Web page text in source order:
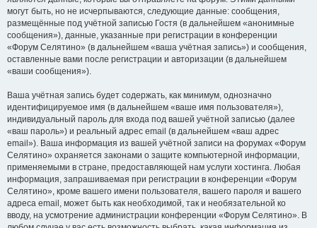
могут быть, но не исчерпываются, следующие данные: сообщения,
размещённые под учётной записью Гостя (в дальнейшем «анонимные
сообщения»), данные, указанные при регистрации в конференции
«Форум Селятино» (в дальнейшем «ваша учётная запись») и сообщения,
оставленные вами после регистрации и авторизации (в дальнейшем
«ваши сообщения»).
Ваша учётная запись будет содержать, как минимум, однозначно
идентифицируемое имя (в дальнейшем «ваше имя пользователя»),
индивидуальный пароль для входа под вашей учётной записью (далее
«ваш пароль») и реальный адрес email (в дальнейшем «ваш адрес
email»). Ваша информация из вашей учётной записи на форумах «Форум
Селятино» охраняется законами о защите компьютерной информации,
применяемыми в стране, предоставляющей нам услуги хостинга. Любая
информация, запрашиваемая при регистрации в конференции «Форум
Селятино», кроме вашего имени пользователя, вашего пароля и вашего
адреса email, может быть как необходимой, так и необязательной ко
вводу, на усмотрение администрации конференции «Форум Селятино». В